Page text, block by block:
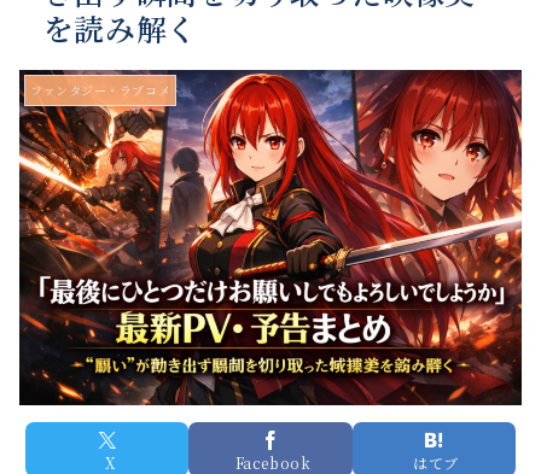
を読み解く
ファンタジー・ラブコメ
X Facebook はてブ